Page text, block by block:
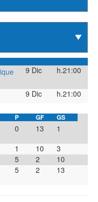
9 Dic h.21:00
9 Dic h.21:00
P GF GS
0 13
1
1 10
3
5 2
10
5 2 13